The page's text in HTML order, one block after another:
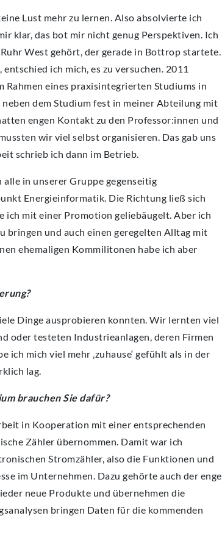
Lust mehr zu lernen. Also absolvierte ich
klar, das bot mir nicht genug Perspektiven. Ich
West gehört, der gerade in Bottrop startete.
ich mich, es zu versuchen. 2011
Rahmen eines praxisintegrierten Studiums in
dem Studium fest in meiner Abteilung mit
engen Kontakt zu den Professor:innen und
wir viel selbst organisieren. Das gab uns
schrieb ich dann im Betrieb.
in unserer Gruppe gegenseitig
Energieinformatik. Die Richtung ließ sich
ich mit einer Promotion geliebäugelt. Aber ich
bringen und auch einen geregelten Alltag mit
ehemaligen Kommilitonen habe ich aber
Dinge ausprobieren konnten. Wir lernten viel
oder testeten Industrieanlagen, deren Firmen
mich viel mehr ‚zuhause‘ gefühlt als in der
lag.
brauchen Sie dafür?
in Kooperation mit einer entsprechenden
Zähler übernommen. Damit war ich
Stromzähler, also die Funktionen und
im Unternehmen. Dazu gehörte auch der enge
neue Produkte und übernehmen die
bringen Daten für die kommenden